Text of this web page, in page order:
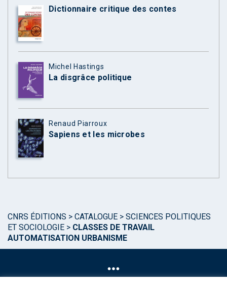
Dictionnaire critique des contes
Michel Hastings
La disgrâce politique
Renaud Piarroux
Sapiens et les microbes
CNRS ÉDITIONS > CATALOGUE > SCIENCES POLITIQUES
ET SOCIOLOGIE > CLASSES DE TRAVAIL
AUTOMATISATION URBANISME